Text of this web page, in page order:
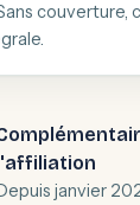
couverture,
janvier